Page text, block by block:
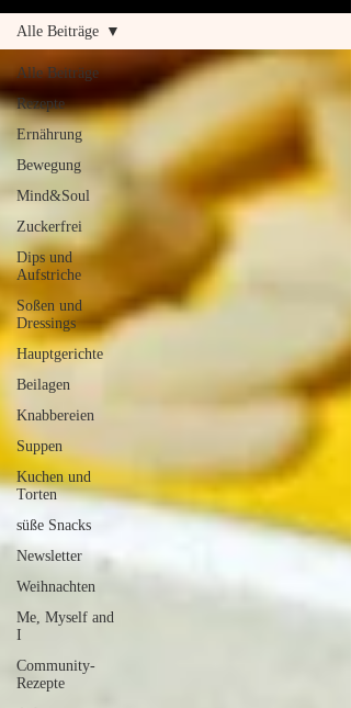
Alle Beiträge
Rezepte
Ernährung
Bewegung
Mind&Soul
Zuckerfrei
Dips und
Aufstriche
Soßen und
Dressings
Hauptgerichte
Beilagen
Knabbereien
Suppen
Kuchen und
Torten
süße Snacks
Newsletter
Weihnachten
Me, Myself and
I
Community-
Rezepte
Alle Beiträge